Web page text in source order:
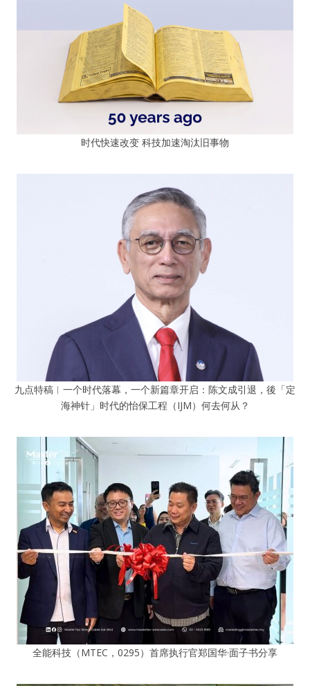
时代快速改变 科技加速淘汰旧事物
九点特稿︱一个时代落幕，一个新篇章开启：陈文成引退，後「定
海神针」时代的怡保工程（IJM）何去何从？
全能科技（MTEC，0295）首席执行官郑国华·面子书分享